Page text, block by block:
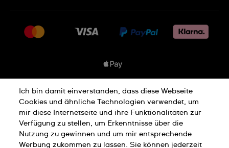
Rückgaberecht
Jobs
Datenschutzbedingungen
Hinweis Zu Cookies
Ich bin damit einverstanden, dass diese Webseite
Cookies und ähnliche Technologien verwendet, um
mir diese Internetseite und ihre Funktionalitäten zur
Verfügung zu stellen, um Erkenntnisse über die
Nutzung zu gewinnen und um mir entsprechende
Werbung zukommen zu lassen. Sie können jederzeit